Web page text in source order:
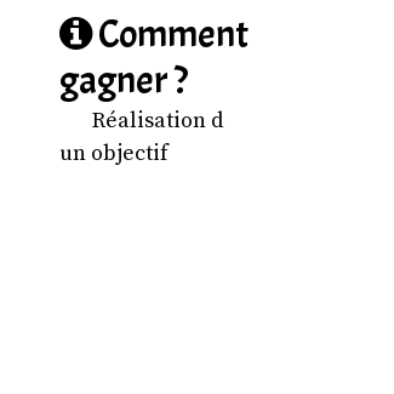
Comment
gagner ?
Réalisation d
un objectif